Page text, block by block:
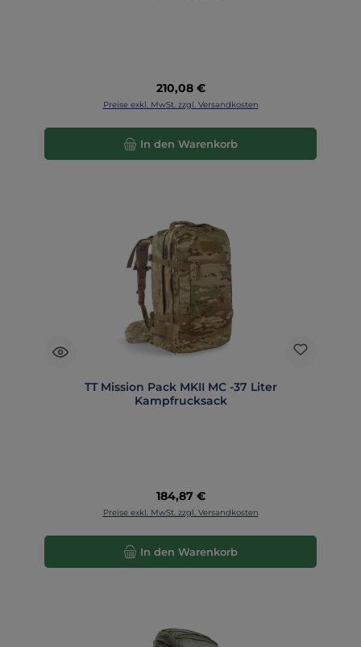
Regulärer Preis:
210,08 €
Preise exkl. MwSt. zzgl. Versandkosten
In den Warenkorb
TT Mission Pack MKII MC -37 Liter
Kampfrucksack
Regulärer Preis:
184,87 €
Preise exkl. MwSt. zzgl. Versandkosten
In den Warenkorb